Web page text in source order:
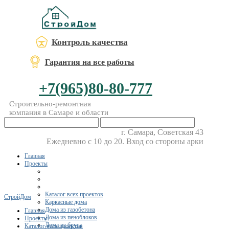
Контроль качества
Гарантия на все работы
+7(965)80-80-777
Строительно-ремонтная
компания в Самаре и области
г. Самара, Советская 43
Ежедневно с 10 до 20. Вход со стороны арки
Главная
Проекты
Каталог всех проектов
Каркасные дома
Дома из газобетона
Дома из пеноблоков
Дома из бруса
СтройДом
Главная
Проекты
Каталог всех проектов